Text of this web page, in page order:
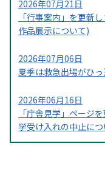
2026年07月21日
「行事案内」を更新
作品展示について)
2026年07月06日
夏季は救急出場がひ
2026年06月16日
「庁舎見学」ページ
学受け入れの中止に